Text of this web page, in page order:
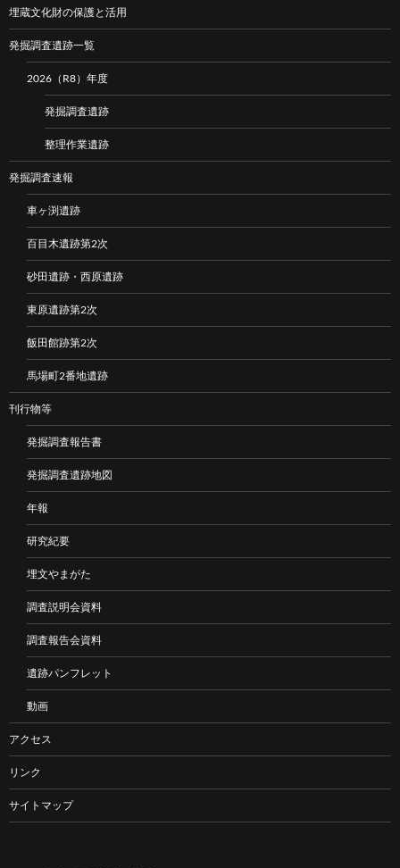
埋蔵文化財の保護と活用
発掘調査遺跡一覧
2026（R8）年度
発掘調査遺跡
整理作業遺跡
発掘調査速報
車ヶ渕遺跡
百目木遺跡第2次
砂田遺跡・西原遺跡
東原遺跡第2次
飯田館跡第2次
馬場町2番地遺跡
刊行物等
発掘調査報告書
発掘調査遺跡地図
年報
研究紀要
埋文やまがた
調査説明会資料
調査報告会資料
遺跡パンフレット
動画
アクセス
リンク
サイトマップ